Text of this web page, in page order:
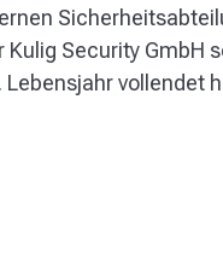
Kulig Security GmbH
Lebensjahr vollendet